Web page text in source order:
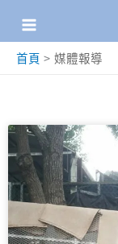
首頁
媒體報導